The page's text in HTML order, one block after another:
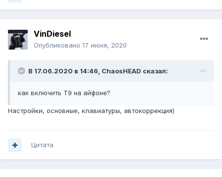
VinDiesel
Опубликовано 17 июня, 2020
В 17.06.2020 в 14:46, ChaosHEAD сказал:
как включить T9 на айфоне?
Настройки, основные, клавиатуры, автокоррекция)
Цитата